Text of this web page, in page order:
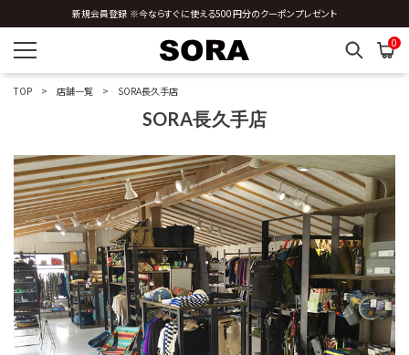
新規会員登録 ※今ならすぐに使える500円分のクーポンプレゼント
0
TOP 店舗一覧 SORA長久手店
SORA長久手店